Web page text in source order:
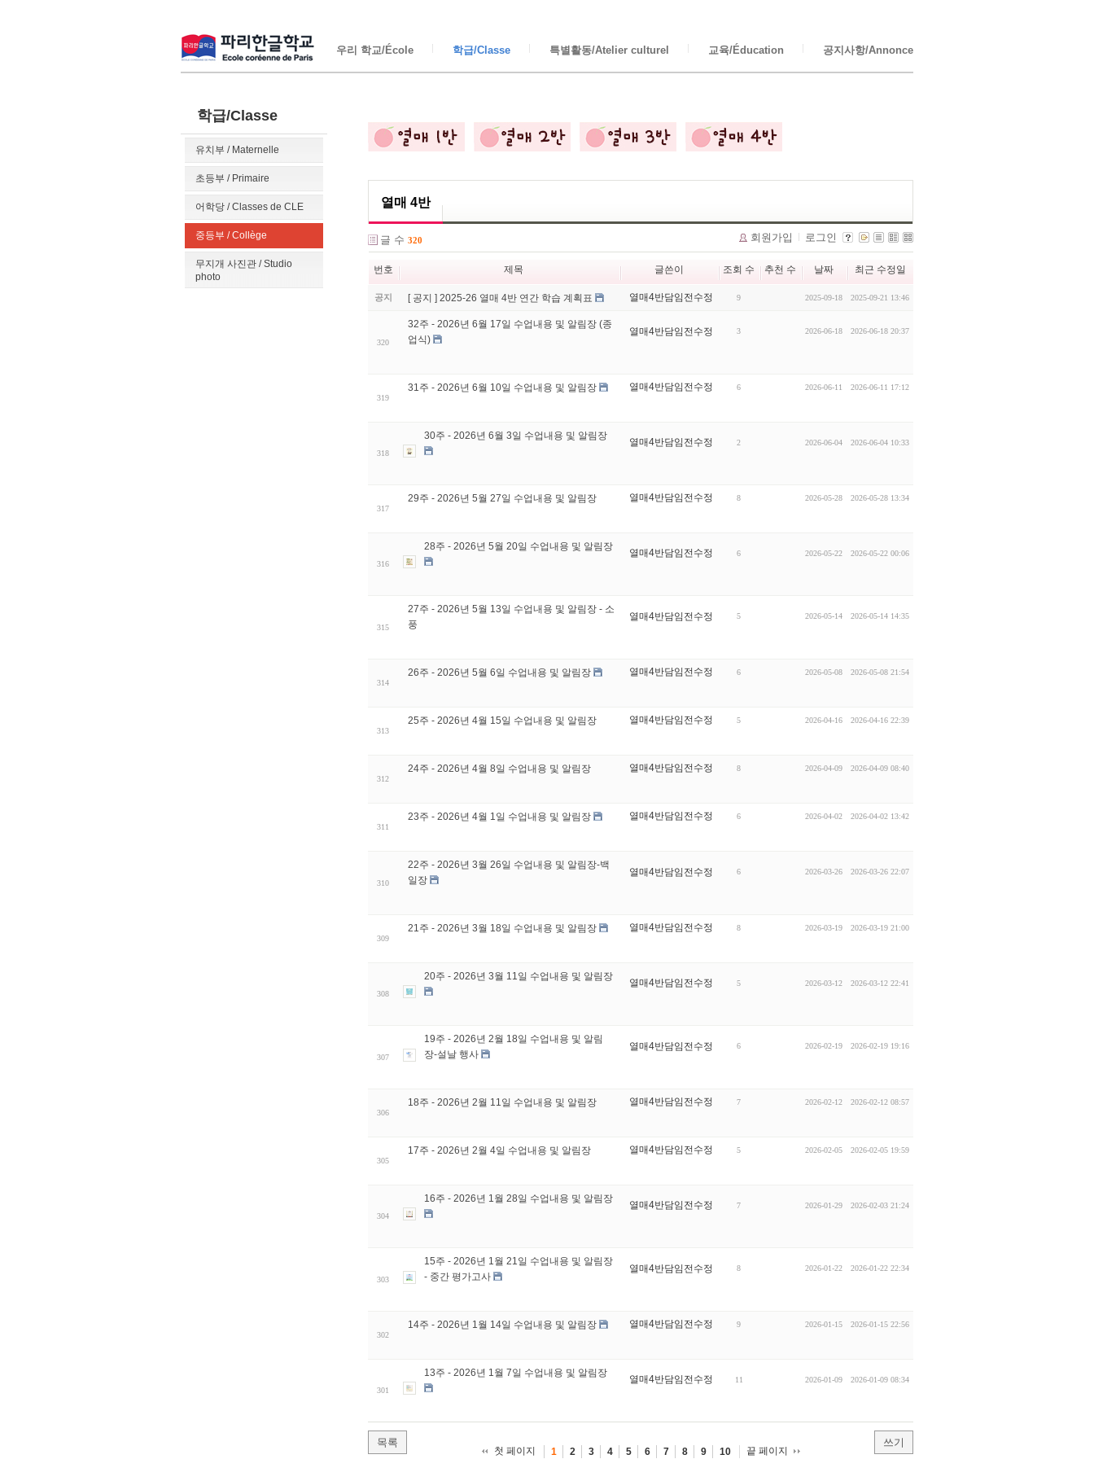
우리 학교/École 학급/Classe 특별활동/Atelier culturel 교육/Éducation 공지사항/Annonce
학급/Classe
유치부 / Maternelle
초등부 / Primaire
어학당 / Classes de CLE
중등부 / Collège
무지개 사진관 / Studio
photo
열매 4반
글 수 320 회원가입 로그인
번호 제목 글쓴이 조회 수 추천 수 날짜 최근 수정일
공지 [ 공지 ] 2025-26 열매 4반 연간 학습 계획표 열매4반담임전수정 9 2025-09-18 2025-09-21 13:46
320
32주 - 2026년 6월 17일 수업내용 및 알림장 (종
업식)
열매4반담임전수정 3 2026-06-18 2026-06-18 20:37
319
31주 - 2026년 6월 10일 수업내용 및 알림장 열매4반담임전수정 6 2026-06-11 2026-06-11 17:12
318
30주 - 2026년 6월 3일 수업내용 및 알림장
열매4반담임전수정 2 2026-06-04 2026-06-04 10:33
317
29주 - 2026년 5월 27일 수업내용 및 알림장 열매4반담임전수정 8 2026-05-28 2026-05-28 13:34
316
28주 - 2026년 5월 20일 수업내용 및 알림장
열매4반담임전수정 6 2026-05-22 2026-05-22 00:06
315
27주 - 2026년 5월 13일 수업내용 및 알림장 - 소
풍
열매4반담임전수정 5 2026-05-14 2026-05-14 14:35
314
26주 - 2026년 5월 6일 수업내용 및 알림장 열매4반담임전수정 6 2026-05-08 2026-05-08 21:54
313
25주 - 2026년 4월 15일 수업내용 및 알림장 열매4반담임전수정 5 2026-04-16 2026-04-16 22:39
312
24주 - 2026년 4월 8일 수업내용 및 알림장 열매4반담임전수정 8 2026-04-09 2026-04-09 08:40
311
23주 - 2026년 4월 1일 수업내용 및 알림장 열매4반담임전수정 6 2026-04-02 2026-04-02 13:42
310
22주 - 2026년 3월 26일 수업내용 및 알림장-백
일장
열매4반담임전수정 6 2026-03-26 2026-03-26 22:07
309
21주 - 2026년 3월 18일 수업내용 및 알림장 열매4반담임전수정 8 2026-03-19 2026-03-19 21:00
308
20주 - 2026년 3월 11일 수업내용 및 알림장
열매4반담임전수정 5 2026-03-12 2026-03-12 22:41
307
19주 - 2026년 2월 18일 수업내용 및 알림
장-설날 행사
열매4반담임전수정 6 2026-02-19 2026-02-19 19:16
306
18주 - 2026년 2월 11일 수업내용 및 알림장 열매4반담임전수정 7 2026-02-12 2026-02-12 08:57
305
17주 - 2026년 2월 4일 수업내용 및 알림장 열매4반담임전수정 5 2026-02-05 2026-02-05 19:59
304
16주 - 2026년 1월 28일 수업내용 및 알림장
열매4반담임전수정 7 2026-01-29 2026-02-03 21:24
303
15주 - 2026년 1월 21일 수업내용 및 알림장
- 중간 평가고사
열매4반담임전수정 8 2026-01-22 2026-01-22 22:34
302
14주 - 2026년 1월 14일 수업내용 및 알림장 열매4반담임전수정 9 2026-01-15 2026-01-15 22:56
301
13주 - 2026년 1월 7일 수업내용 및 알림장
열매4반담임전수정 11 2026-01-09 2026-01-09 08:34
목록 쓰기
첫 페이지 1 2 3 4 5 6 7 8 9 10 끝 페이지